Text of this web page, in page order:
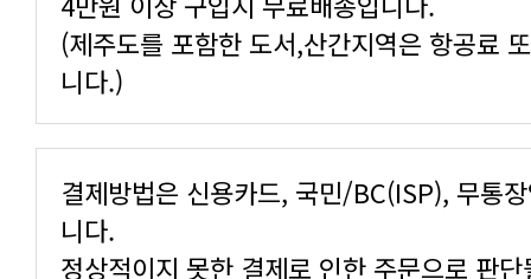
(제주도를 포함한 도서,산간지역은 항공료
니다.)
결제방법은 신용카드, 국민/BC(ISP), 무통
니다.
정상적이지 못한 결제로 인한 주문으로 판